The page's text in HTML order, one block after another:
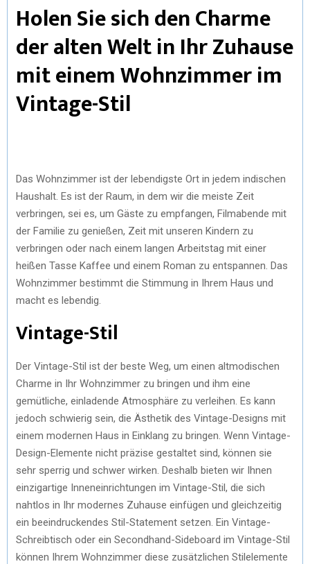
Holen Sie sich den Charme
der alten Welt in Ihr Zuhause
mit einem Wohnzimmer im
Vintage-Stil
Das Wohnzimmer ist der lebendigste Ort in jedem indischen
Haushalt. Es ist der Raum, in dem wir die meiste Zeit
verbringen, sei es, um Gäste zu empfangen, Filmabende mit
der Familie zu genießen, Zeit mit unseren Kindern zu
verbringen oder nach einem langen Arbeitstag mit einer
heißen Tasse Kaffee und einem Roman zu entspannen. Das
Wohnzimmer bestimmt die Stimmung in Ihrem Haus und
macht es lebendig.
Vintage-Stil
Der Vintage-Stil ist der beste Weg, um einen altmodischen
Charme in Ihr Wohnzimmer zu bringen und ihm eine
gemütliche, einladende Atmosphäre zu verleihen. Es kann
jedoch schwierig sein, die Ästhetik des Vintage-Designs mit
einem modernen Haus in Einklang zu bringen. Wenn Vintage-
Design-Elemente nicht präzise gestaltet sind, können sie
sehr sperrig und schwer wirken. Deshalb bieten wir Ihnen
einzigartige Inneneinrichtungen im Vintage-Stil, die sich
nahtlos in Ihr modernes Zuhause einfügen und gleichzeitig
ein beeindruckendes Stil-Statement setzen. Ein Vintage-
Schreibtisch oder ein Secondhand-Sideboard im Vintage-Stil
können Ihrem Wohnzimmer diese zusätzlichen Stilelemente